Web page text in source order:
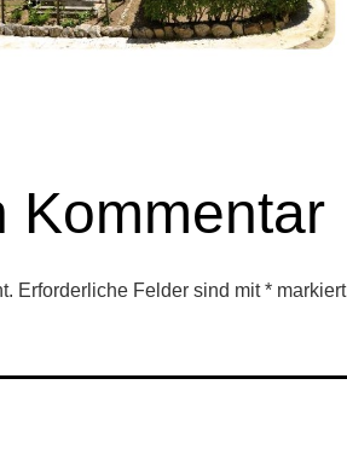
Kommentar
Erforderliche Felder sind mit* markiert